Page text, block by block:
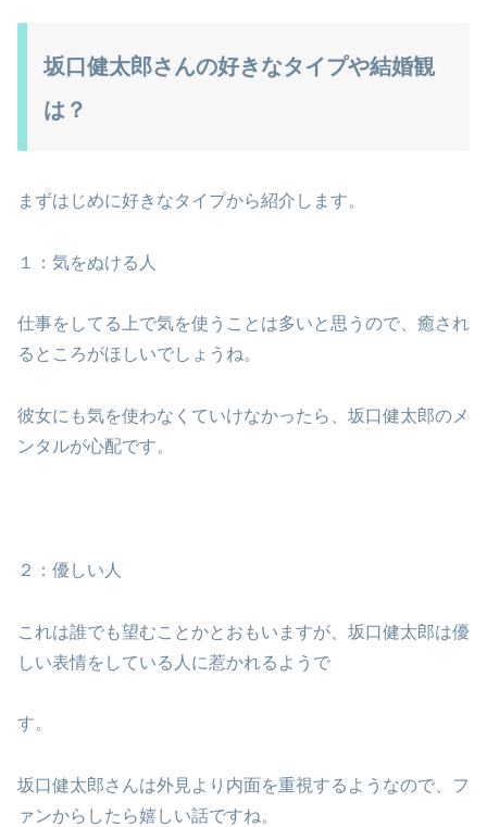
坂口健太郎さんの好きなタイプや結婚観
は？
まずはじめに好きなタイプから紹介します。
１：気をぬける人
仕事をしてる上で気を使うことは多いと思うので、癒され
るところがほしいでしょうね。
彼女にも気を使わなくていけなかったら、坂口健太郎のメ
ンタルが心配です。
２：優しい人
これは誰でも望むことかとおもいますが、坂口健太郎は優
しい表情をしている人に惹かれるようで
す。
坂口健太郎さんは外見より内面を重視するようなので、フ
ァンからしたら嬉しい話ですね。